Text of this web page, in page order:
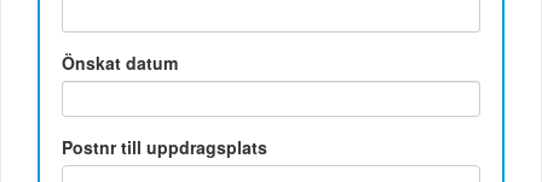
Önskat datum
Postnr till uppdragsplats